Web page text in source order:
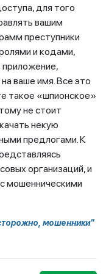
для того
вашим
преступники
и кодами,
приложение,
ваше имя. Все это
такое «шпионское»
не стоит
некую
предлогами. К
организаций, и
мошенническими
мошенники"